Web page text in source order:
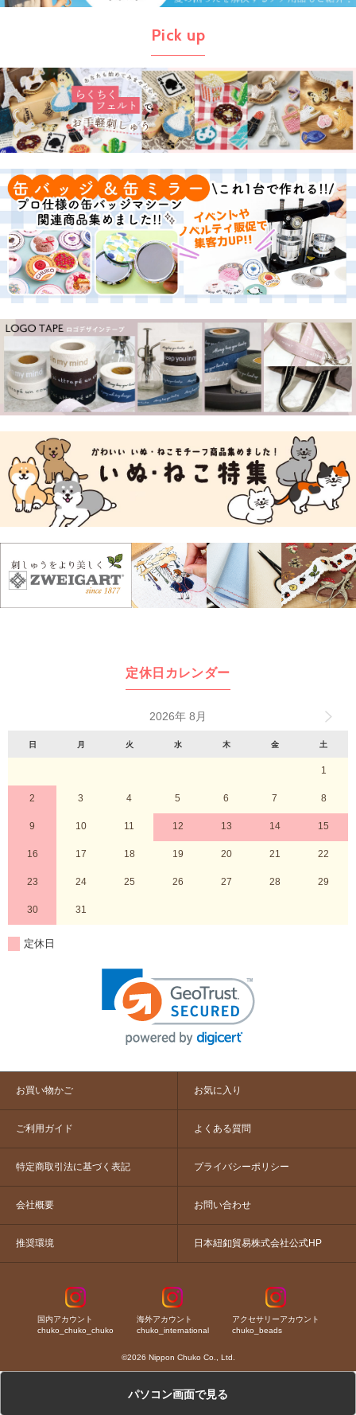
Pick up
定休日カレンダー
2026年 8月
日 月 火 水 木 金 土
1
2 3 4 5 6 7 8
9 10 11 12 13 14 15
16 17 18 19 20 21 22
23 24 25 26 27 28 29
30 31
定休日
お買い物かご お気に入り
ご利用ガイド よくある質問
特定商取引法に基づく表記 プライバシーポリシー
会社概要 お問い合わせ
推奨環境 日本紐釦貿易株式会社公式HP
国内アカウント
chuko_chuko_chuko
海外アカウント
chuko_international
アクセサリーアカウント
chuko_beads
©2026 Nippon Chuko Co., Ltd.
パソコン画面で見る